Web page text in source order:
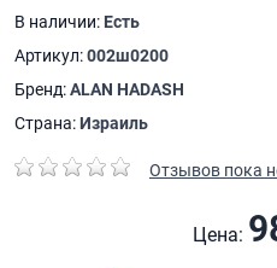
В наличии: Есть
Артикул:002ш0200
Бренд:ALAN HADASH
Страна:Израиль
Отзывов пока
Цена: